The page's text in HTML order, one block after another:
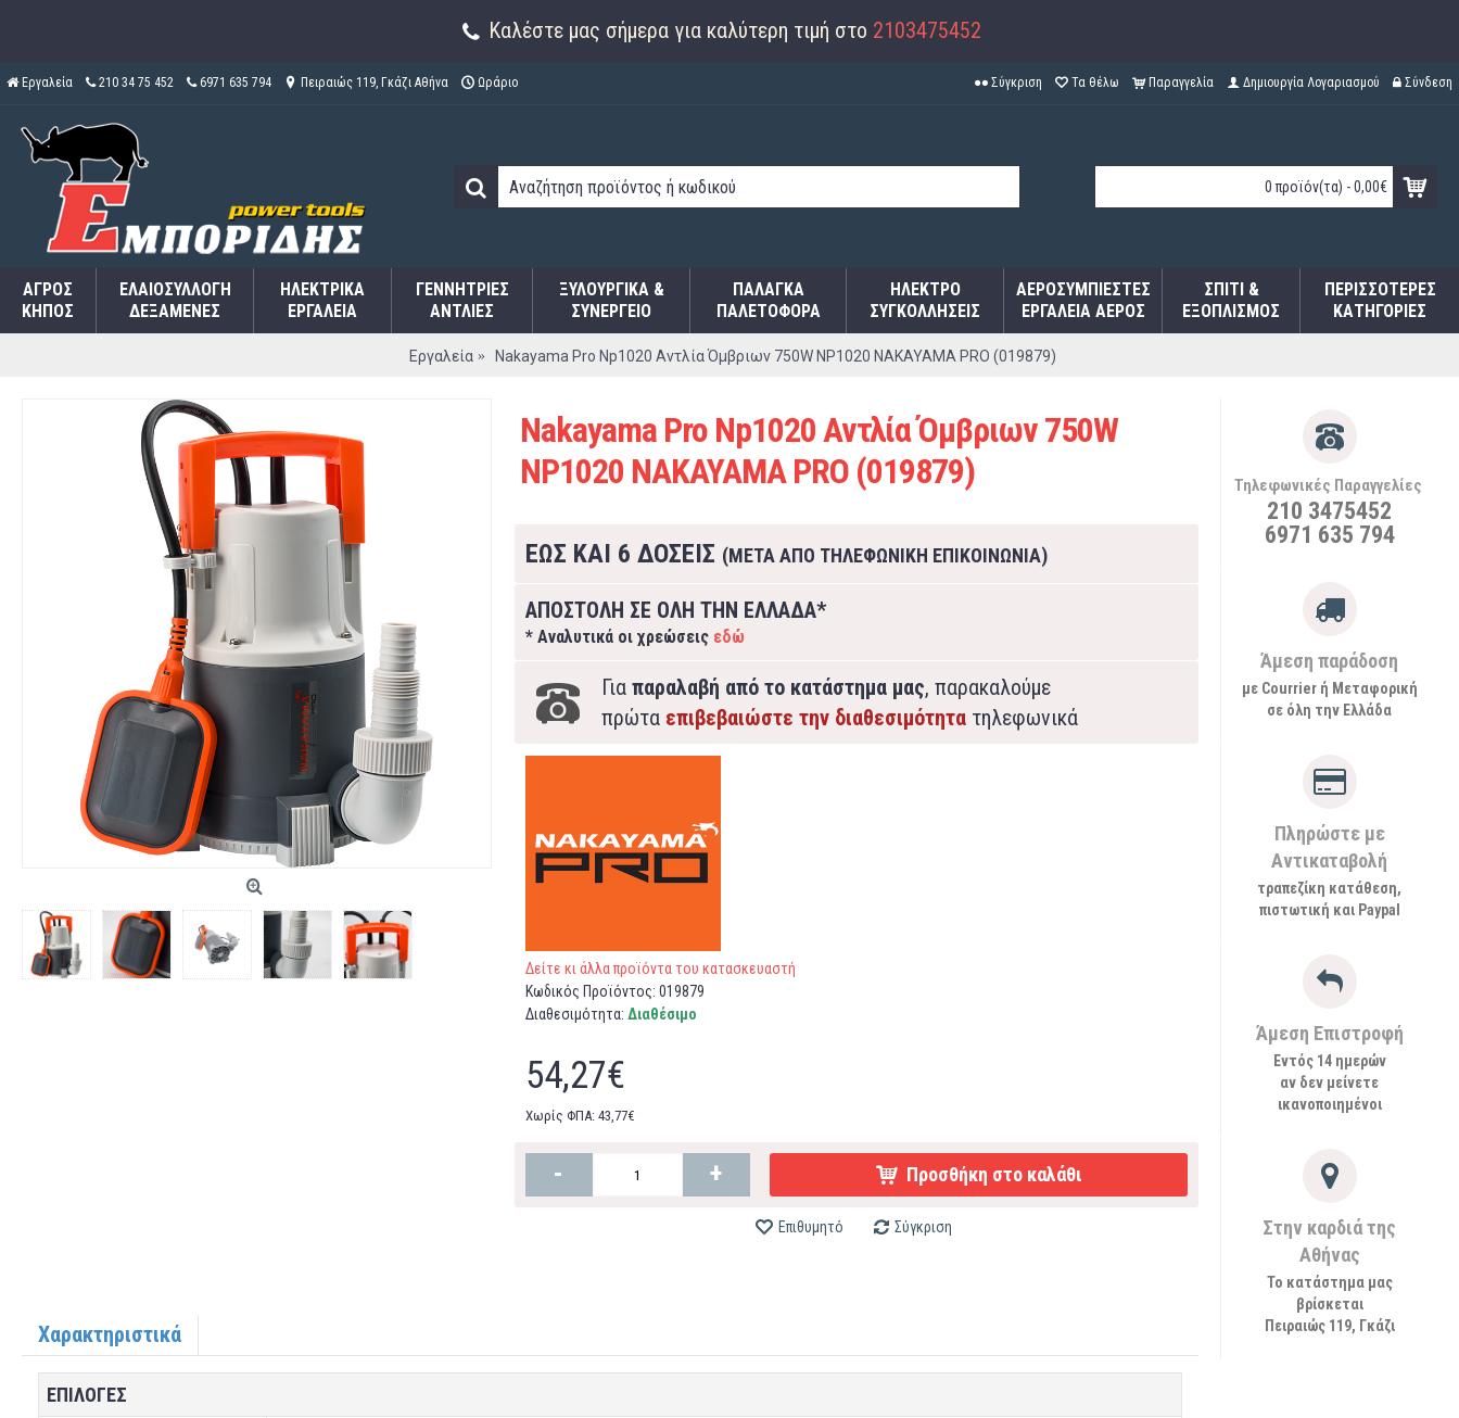
Καλέστε μας σήμερα για καλύτερη τιμή στο 2103475452
Εργαλεία 210 34 75 452 6971 635 794 Πειραιώς 119, Γκάζι Αθήνα Ωράριο Σύγκριση Τα θέλω Παραγγελία Δημιουργία Λογαριασμού Σύνδεση
0 προϊόν(τα) - 0,00€
ΑΓΡΌΣ
ΚΉΠΟΣ
ΕΛΑΙΟΣΥΛΛΟΓΉ
ΔΕΞΑΜΕΝΈΣ
ΗΛΕΚΤΡΙΚΆ
ΕΡΓΑΛΕΊΑ
ΓΕΝΝΉΤΡΙΕΣ
ΑΝΤΛΊΕΣ
ΞΥΛΟΥΡΓΙΚΑ &
ΣΥΝΕΡΓΕΙΟ
ΠΑΛΆΓΚΑ
ΠΑΛΕΤΟΦΌΡΑ
ΗΛΕΚΤΡΟ
ΣΥΓΚΟΛΛΉΣΕΙΣ
ΑΕΡΟΣΥΜΠΙΕΣΤΈΣ
ΕΡΓΑΛΕΊΑ ΑΈΡΟΣ
ΣΠΊΤΙ &
ΕΞΟΠΛΙΣΜΌΣ
ΠΕΡΙΣΣΌΤΕΡΕΣ
ΚΑΤΗΓΟΡΊΕΣ
Εργαλεία Nakayama Pro Np1020 Αντλία Όμβριων 750W NP1020 NAKAYAMA PRO (019879)
Τηλεφωνικές Παραγγελίες
210 3475452
6971 635 794
Άμεση παράδοση
με Courrier ή Μεταφορική
σε όλη την Ελλάδα
Πληρώστε με
Αντικαταβολή
τραπεζίκη κατάθεση,
πιστωτική και Paypal
Άμεση Επιστροφή
Εντός 14 ημερών
αν δεν μείνετε
ικανοποιημένοι
Στην καρδιά της
Αθήνας
Το κατάστημα μας
βρίσκεται
Πειραιώς 119, Γκάζι
Nakayama Pro Np1020 Αντλία Όμβριων 750W
NP1020 NAKAYAMA PRO (019879)
ΕΩΣ ΚΑΙ 6 ΔΟΣΕΙΣ (ΜΕΤΑ ΑΠΟ ΤΗΛΕΦΩΝΙΚΗ ΕΠΙΚΟΙΝΩΝΙΑ)
ΑΠΟΣΤΟΛΗ ΣΕ ΟΛΗ ΤΗΝ ΕΛΛΑΔΑ*
* Αναλυτικά οι χρεώσεις εδώ
Για παραλαβή από το κατάστημα μας, παρακαλούμε
πρώτα επιβεβαιώστε την διαθεσιμότητατηλεφωνικά
Δείτε κι άλλα προϊόντα του κατασκευαστή
Κωδικός Προϊόντος: 019879
Διαθεσιμότητα: Διαθέσιμο
54,27€
Χωρίς ΦΠΑ: 43,77€
- + Προσθήκη στο καλάθι
Επιθυμητό Σύγκριση
Χαρακτηριστικά
ΕΠΙΛΟΓΕΣ